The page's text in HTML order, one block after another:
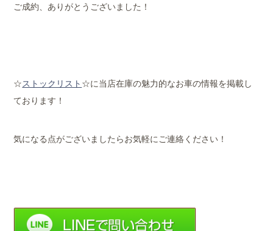
ご成約、ありがとうございました！
☆ストックリスト ☆に当店在庫の魅力的なお車の情報を掲載し
ております！
気になる点がございましたらお気軽にご連絡ください！